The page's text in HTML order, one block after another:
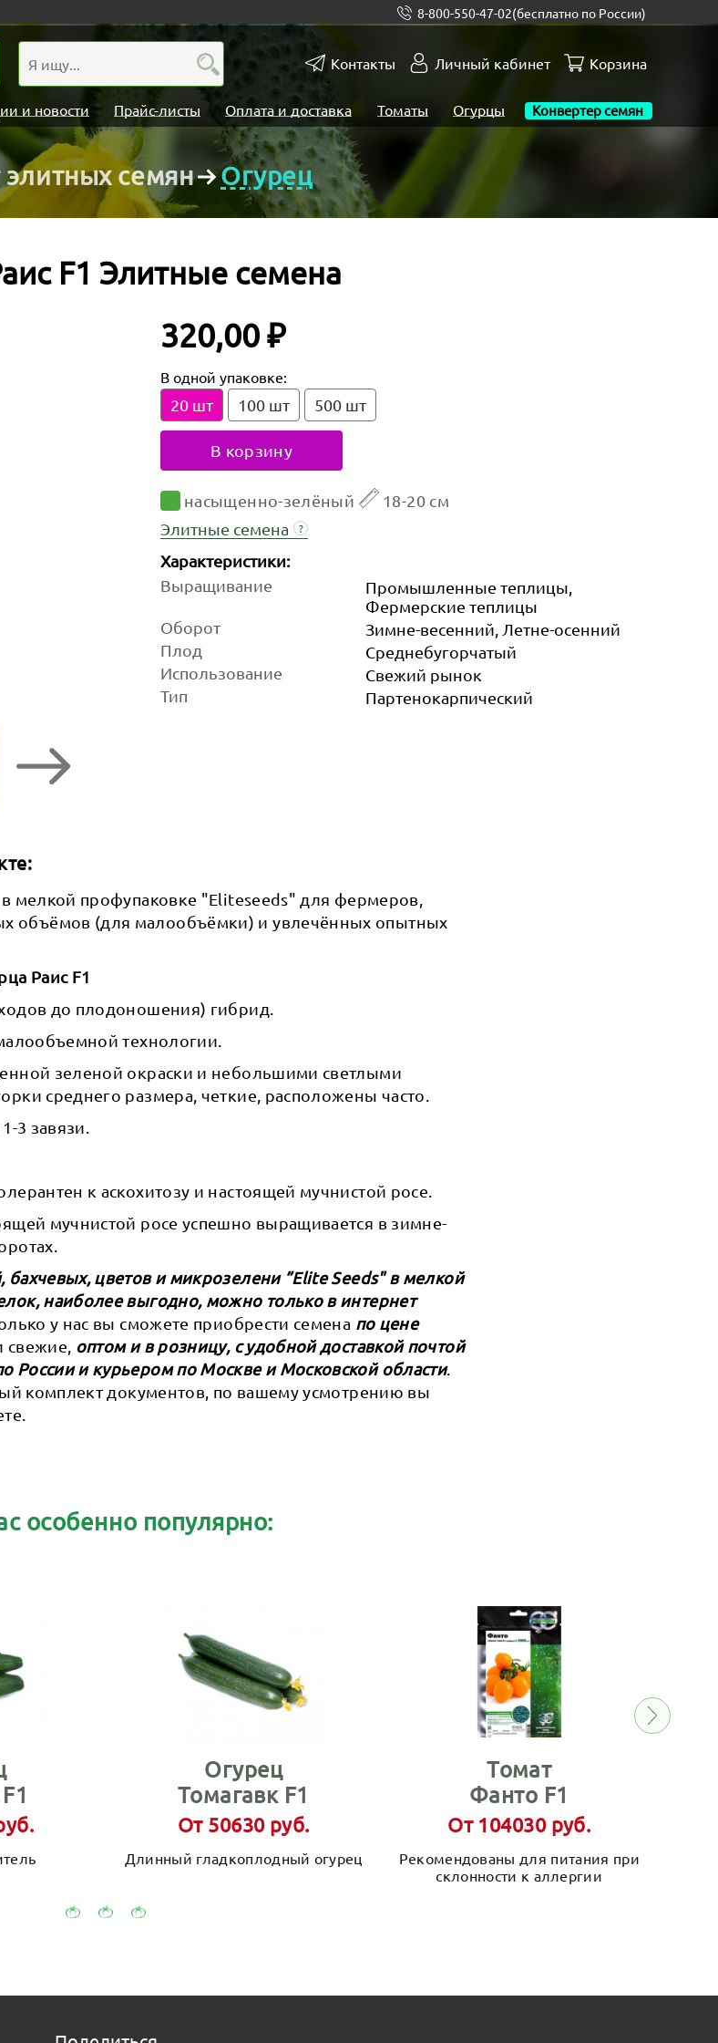
8-800-550-47-02(бесплатно по России)
Контакты Личный кабинет Корзина
и новости Прайс-листы Оплата и доставка Томаты Огурцы Конвертер семян
элитных семян Огурец
F1 Элитные семена
320,00 ₽
В одной упаковке:
20 шт 100 шт 500 шт
В корзину
насыщенно-зелёный
18-20 см
Элитные семена
?
Характеристики:
Выращивание
Промышленные теплицы,
Фермерские теплицы
Оборот
Зимне-весенний, Летне-осенний
Плод
Среднебугорчатый
Использование
Свежий рынок
Тип
Партенокарпический
в мелкой профупаковке "Eliteseeds" для фермеров,
объёмов (для малообъёмки) и увлечённых опытных
Раис F1
до плодоношения) гибрид.
технологии.
зеленой окраски и небольшими светлыми
среднего размера, четкие, расположены часто.
3 завязи.
к аскохитозу и настоящей мучнистой росе.
мучнистой росе успешно выращивается в зимне-
цветов и микрозелени ”Elite Seeds" в мелкой
наиболее выгодно, можно только в интернет
у нас вы сможете приобрести семена по цене
свежие, оптом и в розницу, с удобной доставкой почтой
России и курьером по Москве и Московской области.
комплект документов, по вашему усмотрению вы
особенно популярно:
Огурец
Томагавк F1
От 50630 руб.
Длинный гладкоплодный огурец
Томат
Фанто F1
От 104030 руб.
Рекомендованы для питания при
склонности к аллергии